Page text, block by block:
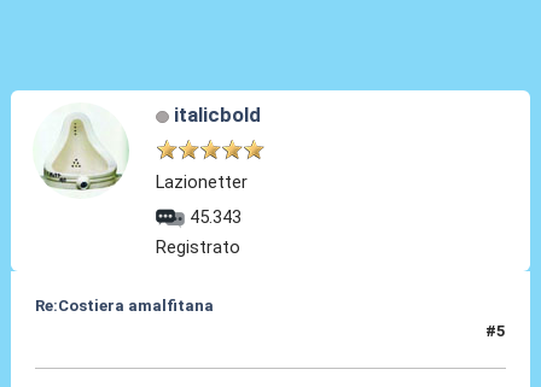
italicbold
Lazionetter
45.343
Registrato
Re:Costiera amalfitana
#5